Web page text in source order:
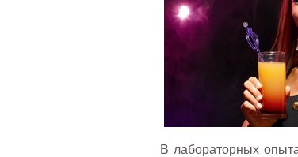
В лабораторных